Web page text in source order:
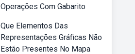
Operações Com Gabarito
Que Elementos Das
Representações Gráficas Não
Estão Presentes No Mapa